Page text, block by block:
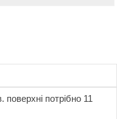
потрібно 11